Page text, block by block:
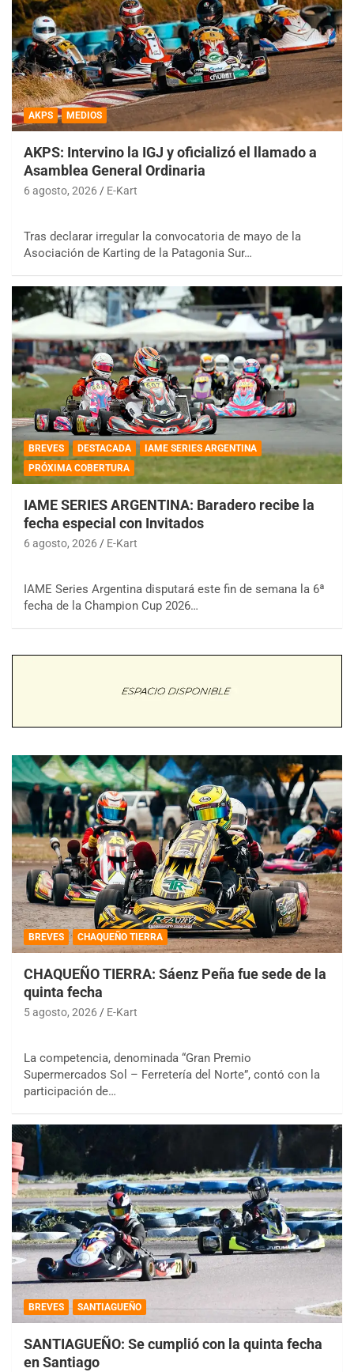
AKPS MEDIOS
AKPS: Intervino la IGJ y oficializó el llamado a
Asamblea General Ordinaria
6 agosto, 2026 E-Kart
Tras declarar irregular la convocatoria de mayo de la
Asociación de Karting de la Patagonia Sur…
BREVES DESTACADA
IAME SERIES ARGENTINA
PRÓXIMA COBERTURA
IAME SERIES ARGENTINA: Baradero recibe la
fecha especial con Invitados
6 agosto, 2026 E-Kart
IAME Series Argentina disputará este fin de semana la 6ª
fecha de la Champion Cup 2026…
BREVES CHAQUEÑO TIERRA
CHAQUEÑO TIERRA: Sáenz Peña fue sede de la
quinta fecha
5 agosto, 2026 E-Kart
La competencia, denominada “Gran Premio
Supermercados Sol – Ferretería del Norte”, contó con la
participación de…
BREVES SANTIAGUEÑO
SANTIAGUEÑO: Se cumplió con la quinta fecha
en Santiago